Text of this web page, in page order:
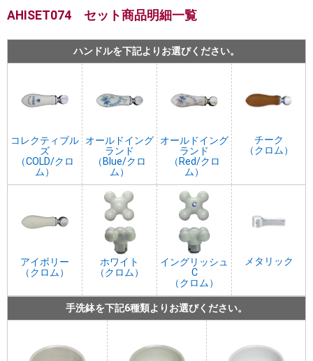
AHISET074 セット商品明細一覧
ハンドルを下記よりお選びください。
コレクティブル
ズ
（COLD/クロ
ム）
オールドイング
ランド
（Blue/クロ
ム）
オールドイング
ランド
（Red/クロ
ム）
チーク
（クロム）
アイボリー
（クロム）
ホワイト
（クロム）
イングリッシュ
C
（クロム）
メタリック
手洗鉢を下記6種類よりお選びください。